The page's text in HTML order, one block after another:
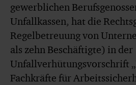
gewerblichen
Unfallkassen, hat die
Regelbetreuung von
als zehn Beschäftigte) in der
Unfallverhütungsvorschrift
Fachkräfte für